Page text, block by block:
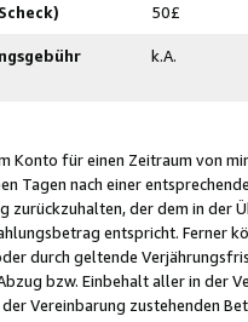
50£
k.A.
Konto für einen Zeitraum von
Tagen nach einer
zurückzuhalten, der dem in der
entspricht. Ferner
durch geltende
bzw. Einbehalt aller in der
Vereinbarung zustehenden